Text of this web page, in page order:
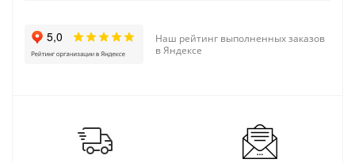
Наш рейтинг выполненных заказов
в Яндексе